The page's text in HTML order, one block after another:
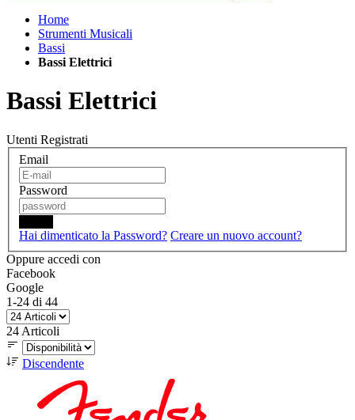
Home
Strumenti Musicali
Bassi
Bassi Elettrici
Bassi Elettrici
Utenti Registrati
Email
Password
Hai dimenticato la Password? Creare un nuovo account?
Oppure accedi con
Facebook
Google
1-24 di 44
24Articoli
Discendente